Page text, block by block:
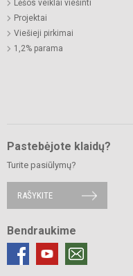
Lėšos veiklai viešinti
Projektai
Viešieji pirkimai
1,2% parama
Pastebėjote klaidų?
Turite pasiūlymų?
RAŠYKITE
Bendraukime